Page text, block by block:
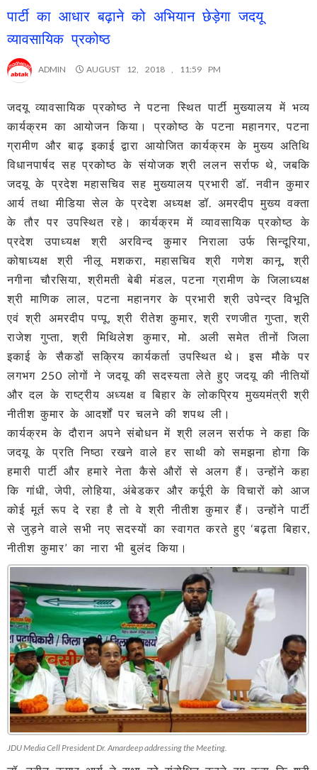
पार्टी का आधार बढ़ाने को अभियान छेड़ेगा जदयू
व्यावसायिक प्रकोष्ठ
ADMIN AUGUST 12, 2018 , 11:59 PM
जदयू व्यावसायिक प्रकोष्ठ ने पटना स्थित पार्टी मुख्यालय में भव्य
कार्यक्रम का आयोजन किया। प्रकोष्ठ के पटना महानगर, पटना
ग्रामीण और बाढ़ इकाई द्वारा आयोजित कार्यक्रम के मुख्य अतिथि
विधानपार्षद सह प्रकोष्ठ के संयोजक श्री ललन सर्राफ थे, जबकि
जदयू के प्रदेश महासचिव सह मुख्यालय प्रभारी डॉ. नवीन कुमार
आर्य तथा मीडिया सेल के प्रदेश अध्यक्ष डॉ. अमरदीप मुख्य वक्ता
के तौर पर उपस्थित रहे। कार्यक्रम में व्यावसायिक प्रकोष्ठ के
प्रदेश उपाध्यक्ष श्री अरविन्द कुमार निराला उर्फ सिन्दूरिया,
कोषाध्यक्ष श्री नीलू मशकरा, महासचिव श्री गणेश कानू, श्री
नगीना चौरसिया, श्रीमती बेबी मंडल, पटना ग्रामीण के जिलाध्यक्ष
श्री माणिक लाल, पटना महानगर के प्रभारी श्री उपेन्द्र विभूति
एवं श्री अमरदीप पप्पू, श्री रीतेश कुमार, श्री रणजीत गुप्ता, श्री
राजेश गुप्ता, श्री मिथिलेश कुमार, मो. अली समेत तीनों जिला
इकाई के सैकडों सक्रिय कार्यकर्ता उपस्थित थे। इस मौके पर
लगभग 250 लोगों ने जदयू की सदस्यता लेते हुए जदयू की नीतियों
और दल के राष्ट्रीय अध्यक्ष व बिहार के लोकप्रिय मुख्यमंत्री श्री
नीतीश कुमार के आदर्शों पर चलने की शपथ ली।
कार्यक्रम के दौरान अपने संबोधन में श्री ललन सर्राफ ने कहा कि
जदयू के प्रति निष्ठा रखने वाले हर साथी को समझना होगा कि
हमारी पार्टी और हमारे नेता कैसे औरों से अलग हैं। उन्होंने कहा
कि गांधी, जेपी, लोहिया, अंबेडकर और कर्पूरी के विचारों को आज
कोई मूर्त रूप दे रहा है तो वे श्री नीतीश कुमार हैं। उन्होंने पार्टी
से जुड़ने वाले सभी नए सदस्यों का स्वागत करते हुए ‘बढ़ता बिहार,
नीतीश कुमार’ का नारा भी बुलंद किया।
JDU Media Cell President Dr. Amardeep addressing the Meeting.